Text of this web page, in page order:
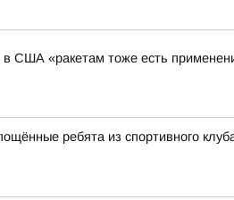
США «ракетам тоже есть
ребята из спортивного